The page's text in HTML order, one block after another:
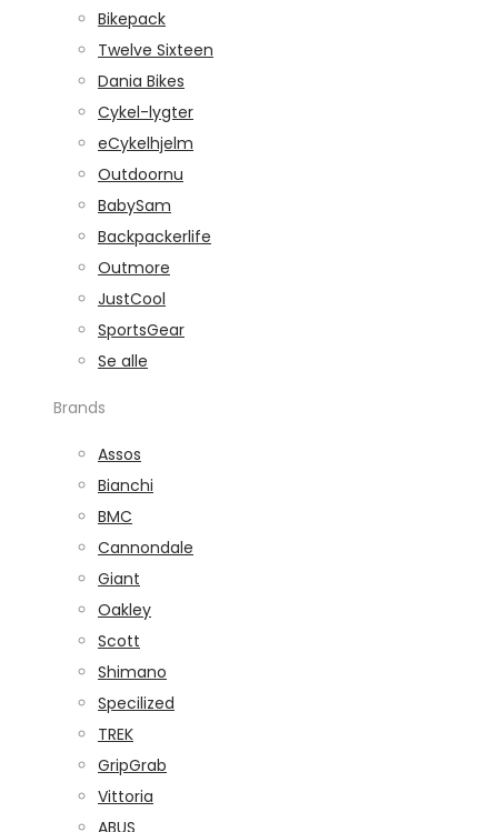
Bikepack
Twelve Sixteen
Dania Bikes
Cykel-lygter
eCykelhjelm
Outdoornu
BabySam
Backpackerlife
Outmore
JustCool
SportsGear
Se alle
Brands
Assos
Bianchi
BMC
Cannondale
Giant
Oakley
Scott
Shimano
Specilized
TREK
GripGrab
Vittoria
ABUS